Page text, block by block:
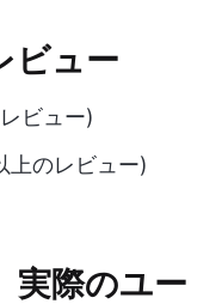
ビュー
ビュー)
のレビュー)
実際のユー